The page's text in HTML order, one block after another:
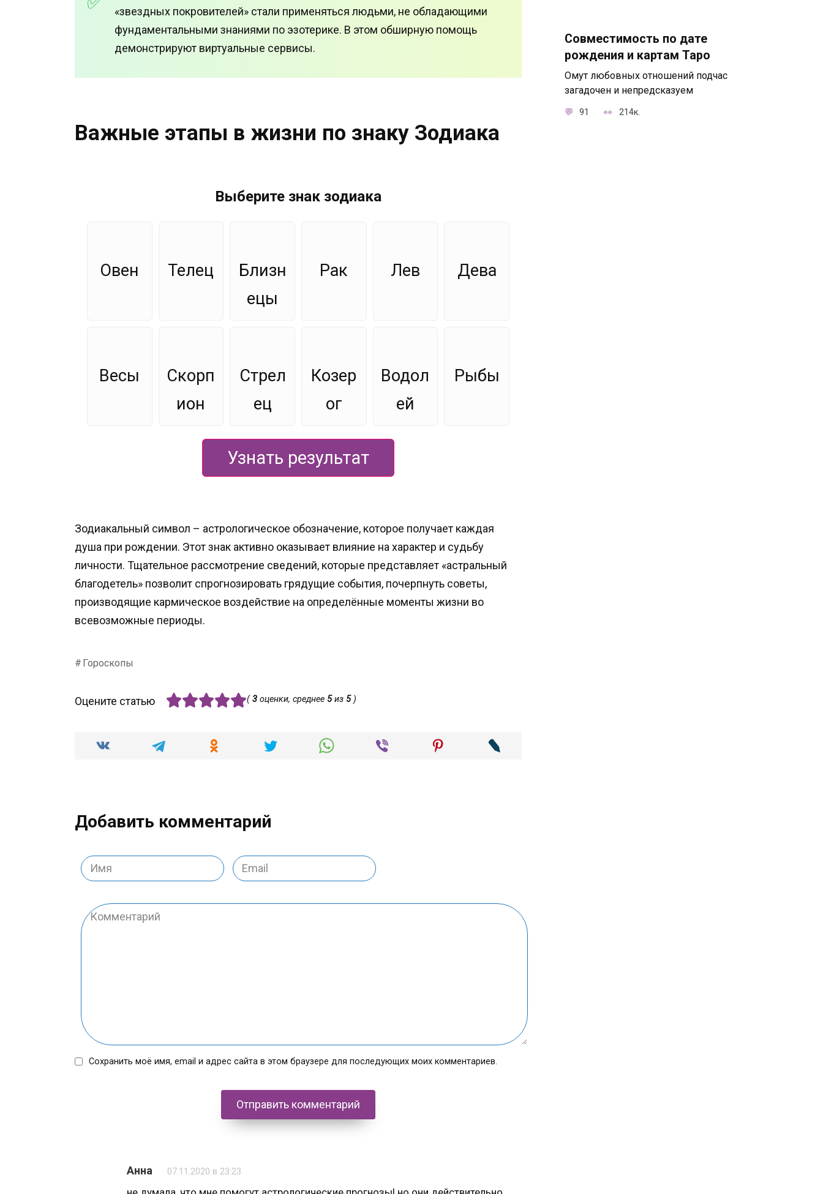
«звездных покровителей» стали применяться людьми, не обладающими
фундаментальными знаниями по эзотерике. В этом обширную помощь
демонстрируют виртуальные сервисы.
Важные этапы в жизни по знаку Зодиака
Выберите знак зодиака
Овен Телец
Близн
ецы
Рак Лев Дева
Весы
Скорп
ион
Стрел
ец
Козер
ог
Водол
ей
Рыбы
Узнать результат
Зодиакальный символ – астрологическое обозначение, которое получает каждая
душа при рождении. Этот знак активно оказывает влияние на характер и судьбу
личности. Тщательное рассмотрение сведений, которые представляет «астральный
благодетель» позволит спрогнозировать грядущие события, почерпнуть советы,
производящие кармическое воздействие на определённые моменты жизни во
всевозможные периоды.
Гороскопы
Оцените статью (3оценки, среднее 5из 5)
Добавить комментарий
Имя
Email
Комментарий
Сохранить моё имя, email и адрес сайта в этом браузере для последующих моих комментариев.
Анна 07.11.2020 в 23:23
Совместимость по дате
рождения и картам Таро
Омут любовных отношений подчас
загадочен и непредсказуем
91 214к.